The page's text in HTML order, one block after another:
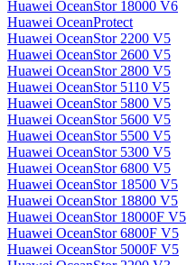
Huawei OceanStor 18000 V6
Huawei OceanProtect
Huawei OceanStor 2200 V5
Huawei OceanStor 2600 V5
Huawei OceanStor 2800 V5
Huawei OceanStor 5110 V5
Huawei OceanStor 5800 V5
Huawei OceanStor 5600 V5
Huawei OceanStor 5500 V5
Huawei OceanStor 5300 V5
Huawei OceanStor 6800 V5
Huawei OceanStor 18500 V5
Huawei OceanStor 18800 V5
Huawei OceanStor 18000F V5
Huawei OceanStor 6800F V5
Huawei OceanStor 5000F V5